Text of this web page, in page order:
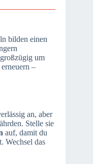
bilden einen
um
–
an, aber
Stelle sie
auf, damit du
Wechsel das